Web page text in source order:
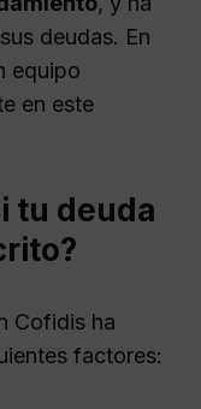
deudas. En
equipo
en este
tu deuda
Cofidis ha
factores: